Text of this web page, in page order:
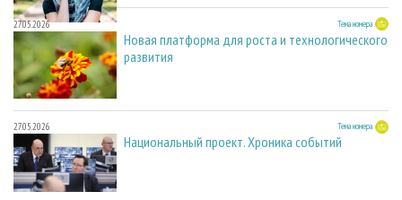
27.05.2026 Тема номера
Новая платформа для роста и технологического
развития
27.05.2026 Тема номера
Национальный проект. Хроника событий